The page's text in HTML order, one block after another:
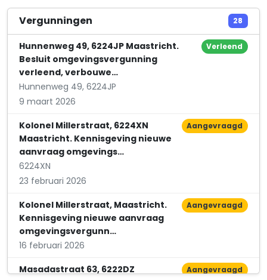
Fysio Point Maastricht
Wethouder van Caldenborghlaan 43
Vergunningen 28
Hunnenweg 49, 6224JP Maastricht.
Besluit omgevingsvergunning
verleend, verbouwe…
Hunnenweg 49, 6224JP
Verleend
9 maart 2026
Kolonel Millerstraat, 6224XN
Maastricht. Kennisgeving nieuwe
aanvraag omgevings…
6224XN
Aangevraagd
23 februari 2026
Kolonel Millerstraat, Maastricht.
Kennisgeving nieuwe aanvraag
omgevingsvergunn…
Aangevraagd
16 februari 2026
Masadastraat 63, 6222DZ
Aangevraagd